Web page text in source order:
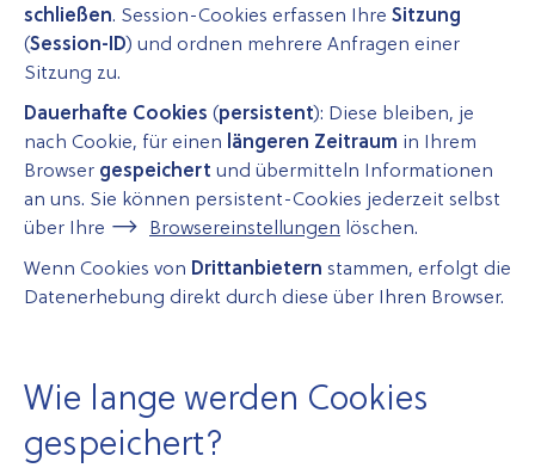
schließen. Session-Cookies erfassen Ihre Sitzung
(Session-ID) und ordnen mehrere Anfragen einer
Sitzung zu.
Dauerhafte Cookies (persistent): Diese bleiben, je
nach Cookie, für einen längeren Zeitraum in Ihrem
Browser gespeichert und übermitteln Informationen
an uns. Sie können persistent-Cookies jederzeit selbst
über Ihre
Browsereinstellungen löschen.
Wenn Cookies von Drittanbietern stammen, erfolgt die
Datenerhebung direkt durch diese über Ihren Browser.
Wie lange werden Cookies
gespeichert?